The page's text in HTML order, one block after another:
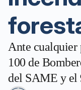
Ante cualquier
100 de
del SAME y el